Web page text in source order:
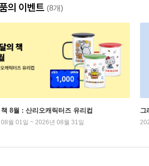
의 이벤트 (8개)
8월 : 산리오캐릭터즈 유리컵
월 01일 ~ 2026년 08월 31일
그